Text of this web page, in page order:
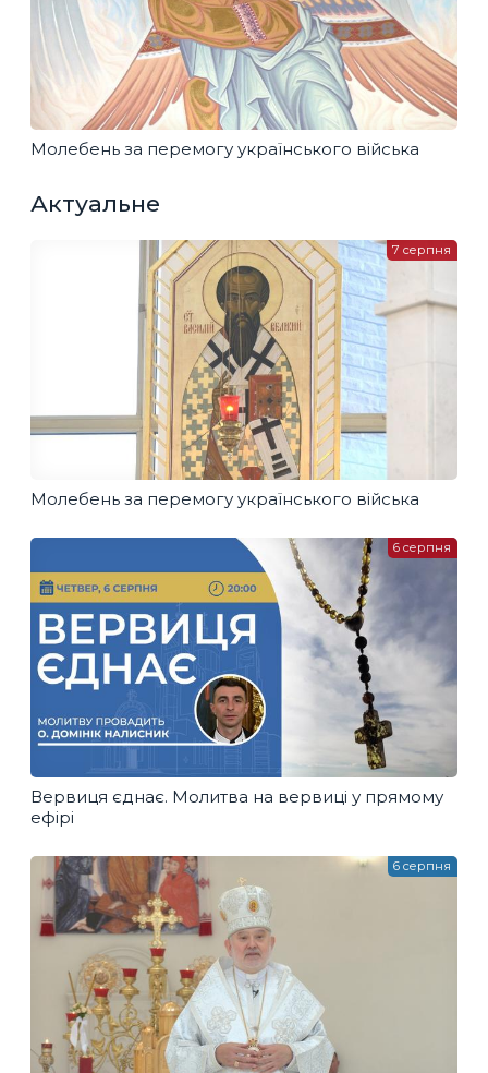
Молебень за перемогу українського війська
Актуальне
Молебень за перемогу українського війська
7 серпня
Вервиця єднає. Молитва на вервиці у прямому
ефірі
6 серпня
6 серпня